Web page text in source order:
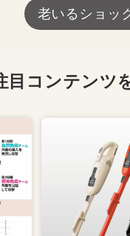
老いるショッ
目コンテンツ